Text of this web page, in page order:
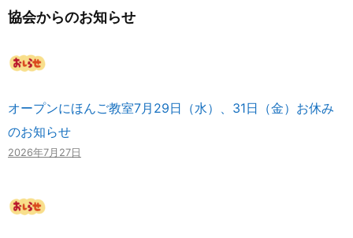
協会からのお知らせ
オープンにほんご教室7月29日（水）、31日（金）お休み
のお知らせ
2026年7月27日